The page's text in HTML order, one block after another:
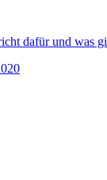
dafür und was